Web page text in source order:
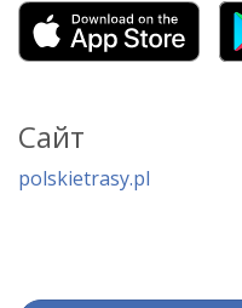
Сайт
polskietrasy.pl